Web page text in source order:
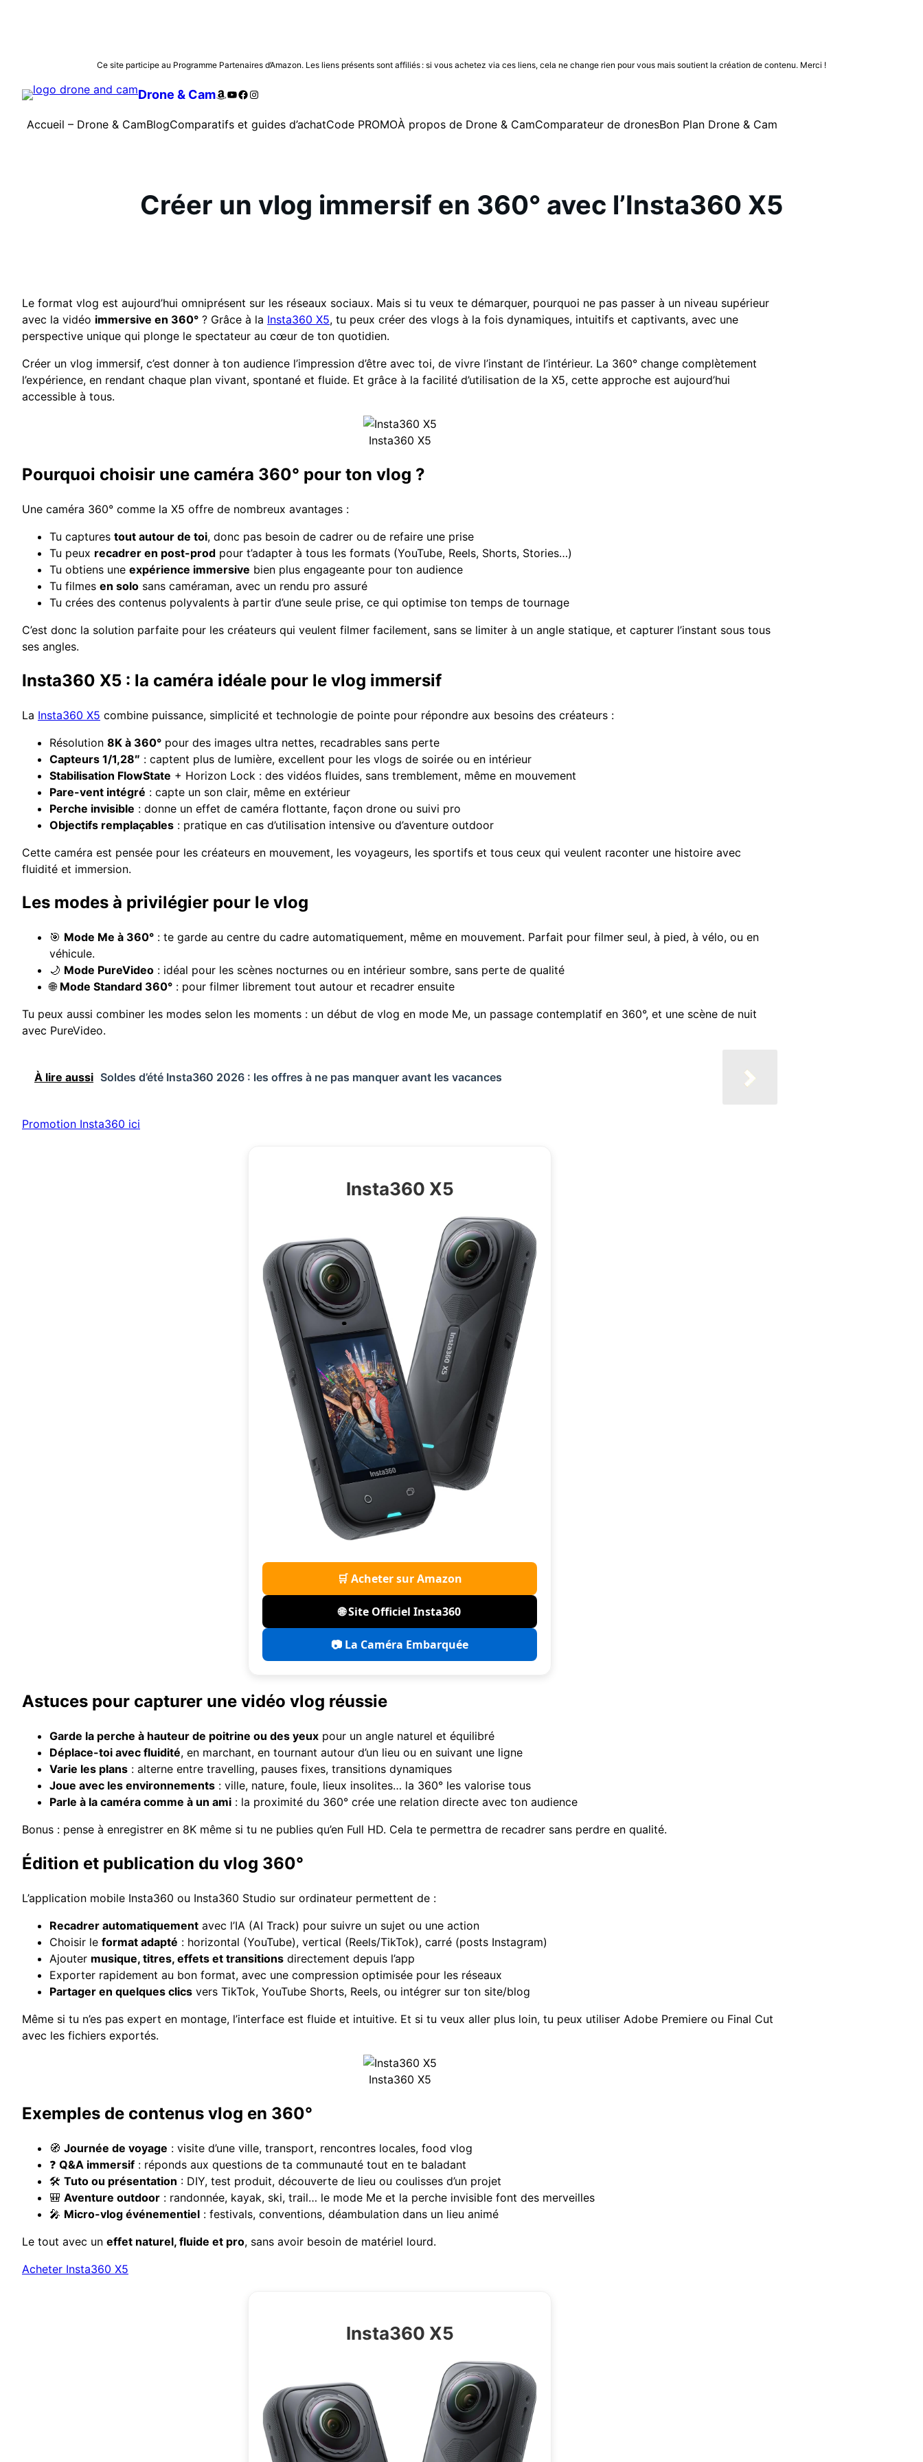
contenu
Ce site participe au Programme Partenaires d’Amazon. Les liens présents sont affiliés : si vous achetez via ces liens, cela ne change rien pour vous mais soutient la création de contenu. Merci !
Drone & CamAmazon
YouTube
Facebook
Instagram
Accueil – Drone & CamBlogComparatifs et guides d’achatCode PROMOÀ propos de Drone & CamComparateur de dronesBon Plan Drone & Cam
Créer un vlog immersif en 360° avec l’Insta360 X5
Le format vlog est aujourd’hui omniprésent sur les réseaux sociaux. Mais si tu veux te démarquer, pourquoi ne pas passer à un niveau supérieur
avec la vidéo immersive en 360° ? Grâce à la Insta360 X5, tu peux créer des vlogs à la fois dynamiques, intuitifs et captivants, avec une
perspective unique qui plonge le spectateur au cœur de ton quotidien.
Créer un vlog immersif, c’est donner à ton audience l’impression d’être avec toi, de vivre l’instant de l’intérieur. La 360° change complètement
l’expérience, en rendant chaque plan vivant, spontané et fluide. Et grâce à la facilité d’utilisation de la X5, cette approche est aujourd’hui
accessible à tous.
Insta360 X5
Pourquoi choisir une caméra 360° pour ton vlog ?
Une caméra 360° comme la X5 offre de nombreux avantages :
Tu captures tout autour de toi, donc pas besoin de cadrer ou de refaire une prise
Tu peux recadrer en post-prod pour t’adapter à tous les formats (YouTube, Reels, Shorts, Stories…)
Tu obtiens une expérience immersive bien plus engageante pour ton audience
Tu filmes en solo sans caméraman, avec un rendu pro assuré
Tu crées des contenus polyvalents à partir d’une seule prise, ce qui optimise ton temps de tournage
C’est donc la solution parfaite pour les créateurs qui veulent filmer facilement, sans se limiter à un angle statique, et capturer l’instant sous tous
ses angles.
Insta360 X5 : la caméra idéale pour le vlog immersif
La Insta360 X5 combine puissance, simplicité et technologie de pointe pour répondre aux besoins des créateurs :
Résolution 8K à 360° pour des images ultra nettes, recadrables sans perte
Capteurs 1/1,28″ : captent plus de lumière, excellent pour les vlogs de soirée ou en intérieur
Stabilisation FlowState + Horizon Lock : des vidéos fluides, sans tremblement, même en mouvement
Pare-vent intégré : capte un son clair, même en extérieur
Perche invisible : donne un effet de caméra flottante, façon drone ou suivi pro
Objectifs remplaçables : pratique en cas d’utilisation intensive ou d’aventure outdoor
Cette caméra est pensée pour les créateurs en mouvement, les voyageurs, les sportifs et tous ceux qui veulent raconter une histoire avec
fluidité et immersion.
Les modes à privilégier pour le vlog
🎯 Mode Me à 360° : te garde au centre du cadre automatiquement, même en mouvement. Parfait pour filmer seul, à pied, à vélo, ou en
véhicule.
🌙 Mode PureVideo : idéal pour les scènes nocturnes ou en intérieur sombre, sans perte de qualité
🌐 Mode Standard 360° : pour filmer librement tout autour et recadrer ensuite
Tu peux aussi combiner les modes selon les moments : un début de vlog en mode Me, un passage contemplatif en 360°, et une scène de nuit
avec PureVideo.
À lire aussi Soldes d’été Insta360 2026 : les offres à ne pas manquer avant les vacances
Promotion Insta360 ici
Insta360 X5
🛒 Acheter sur Amazon
🌐 Site Officiel Insta360
📷 La Caméra Embarquée
Astuces pour capturer une vidéo vlog réussie
Garde la perche à hauteur de poitrine ou des yeux pour un angle naturel et équilibré
Déplace-toi avec fluidité, en marchant, en tournant autour d’un lieu ou en suivant une ligne
Varie les plans : alterne entre travelling, pauses fixes, transitions dynamiques
Joue avec les environnements : ville, nature, foule, lieux insolites… la 360° les valorise tous
Parle à la caméra comme à un ami : la proximité du 360° crée une relation directe avec ton audience
Bonus : pense à enregistrer en 8K même si tu ne publies qu’en Full HD. Cela te permettra de recadrer sans perdre en qualité.
Édition et publication du vlog 360°
L’application mobile Insta360 ou Insta360 Studio sur ordinateur permettent de :
Recadrer automatiquement avec l’IA (AI Track) pour suivre un sujet ou une action
Choisir le format adapté : horizontal (YouTube), vertical (Reels/TikTok), carré (posts Instagram)
Ajouter musique, titres, effets et transitions directement depuis l’app
Exporter rapidement au bon format, avec une compression optimisée pour les réseaux
Partager en quelques clics vers TikTok, YouTube Shorts, Reels, ou intégrer sur ton site/blog
Même si tu n’es pas expert en montage, l’interface est fluide et intuitive. Et si tu veux aller plus loin, tu peux utiliser Adobe Premiere ou Final Cut
avec les fichiers exportés.
Insta360 X5
Exemples de contenus vlog en 360°
🧭 Journée de voyage : visite d’une ville, transport, rencontres locales, food vlog
❓ Q&A immersif : réponds aux questions de ta communauté tout en te baladant
🛠️ Tuto ou présentation : DIY, test produit, découverte de lieu ou coulisses d’un projet
🎒 Aventure outdoor : randonnée, kayak, ski, trail… le mode Me et la perche invisible font des merveilles
🎤 Micro-vlog événementiel : festivals, conventions, déambulation dans un lieu animé
Le tout avec un effet naturel, fluide et pro, sans avoir besoin de matériel lourd.
Acheter Insta360 X5
Insta360 X5